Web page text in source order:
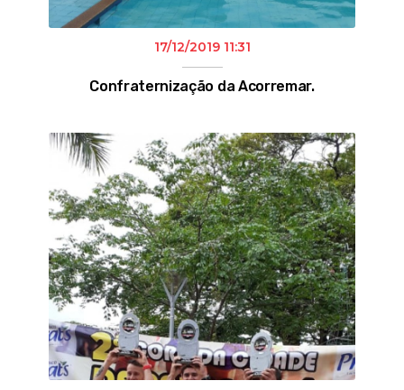
17/12/2019 11:31
Confraternização da Acorremar.